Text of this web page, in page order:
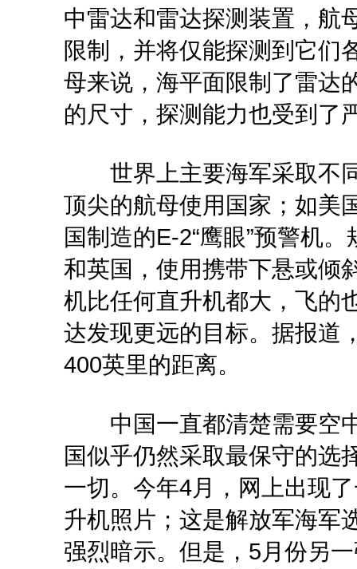
中雷达和雷达探测装置，航
限制，并将仅能探测到它们
母来说，海平面限制了雷达
的尺寸，探测能力也受到了
世界上主要海军采取不同
顶尖的航母使用国家；如美
国制造的E-2“鹰眼”预警机
和英国，使用携带下悬或倾
机比任何直升机都大，飞的
达发现更远的目标。据报道
400英里的距离。
中国一直都清楚需要空中
国似乎仍然采取最保守的选
一切。今年4月，网上出现
升机照片；这是解放军海军
强烈暗示。但是，5月份另